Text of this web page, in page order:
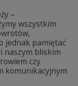
–
wszystkim
jednak pamiętać
naszym bliskim
czy
komunikacyjnym